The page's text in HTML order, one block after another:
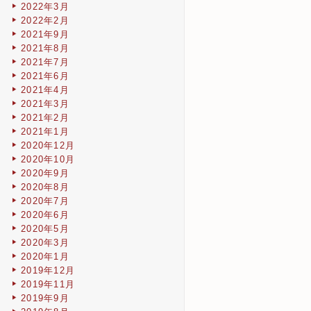
2022年3月
2022年2月
2021年9月
2021年8月
2021年7月
2021年6月
2021年4月
2021年3月
2021年2月
2021年1月
2020年12月
2020年10月
2020年9月
2020年8月
2020年7月
2020年6月
2020年5月
2020年3月
2020年1月
2019年12月
2019年11月
2019年9月